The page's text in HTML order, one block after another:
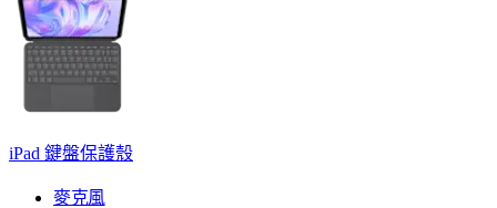
iPad 鍵盤保護殼
麥克風